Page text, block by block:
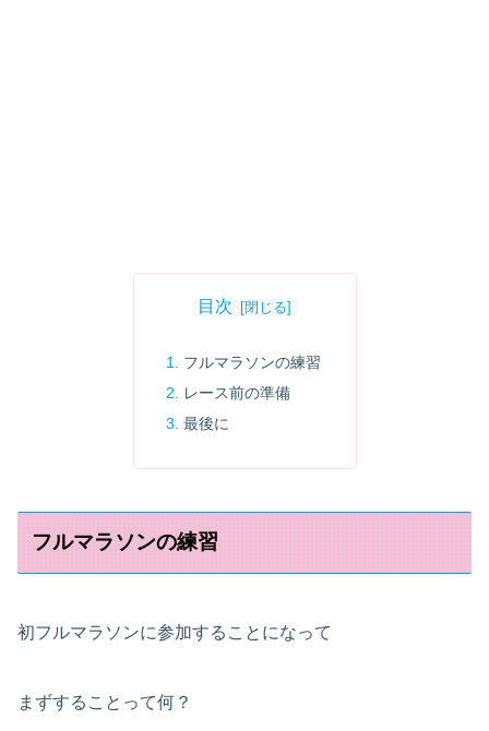
目次
フルマラソンの練習
レース前の準備
最後に
フルマラソンの練習
初フルマラソンに参加することになって
まずすることって何？